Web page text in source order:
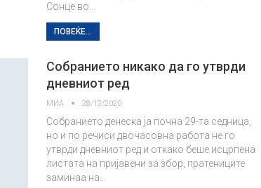
Сонце во…
ПОВЕЌЕ...
Собранието никако да го утврди
дневниот ред
МИА 28/12/2020
Собранието денеска ја почна 29-та седница,
но и по речиси двочасовна работа не го
утврди дневниот ред и откако беше исцрпена
листата на пријавени за збор, пратениците
заминаа на…